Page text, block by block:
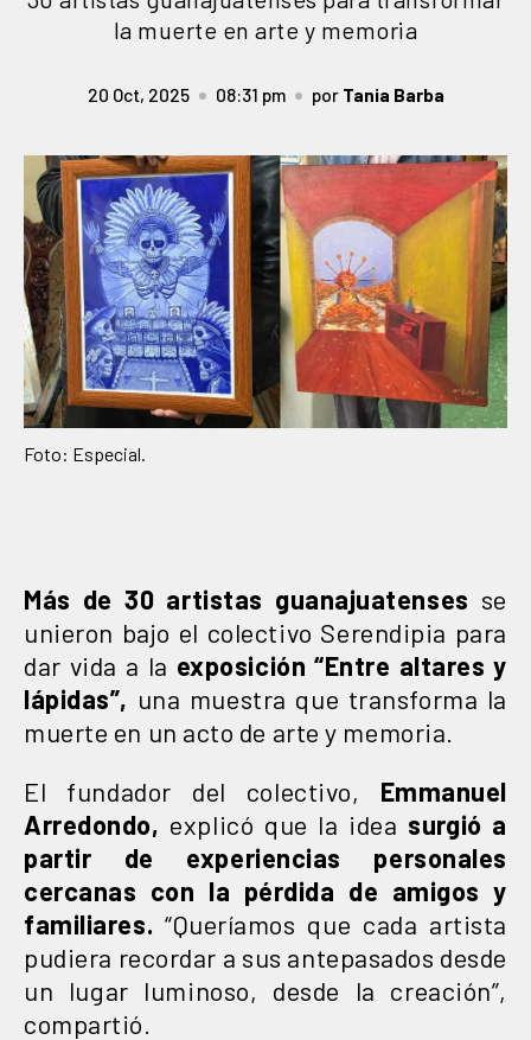
la muerte en arte y memoria
20 Oct, 2025 08:31 pm por Tania Barba
Foto: Especial.
Más de 30 artistas guanajuatenses se
unieron bajo el colectivo Serendipia para
dar vida a la exposición “Entre altares y
lápidas”, una muestra que transforma la
muerte en un acto de arte y memoria.
El fundador del colectivo, Emmanuel
Arredondo, explicó que la idea surgió a
partir de experiencias personales
cercanas con la pérdida de amigos y
familiares. “Queríamos que cada artista
pudiera recordar a sus antepasados desde
un lugar luminoso, desde la creación”,
compartió.